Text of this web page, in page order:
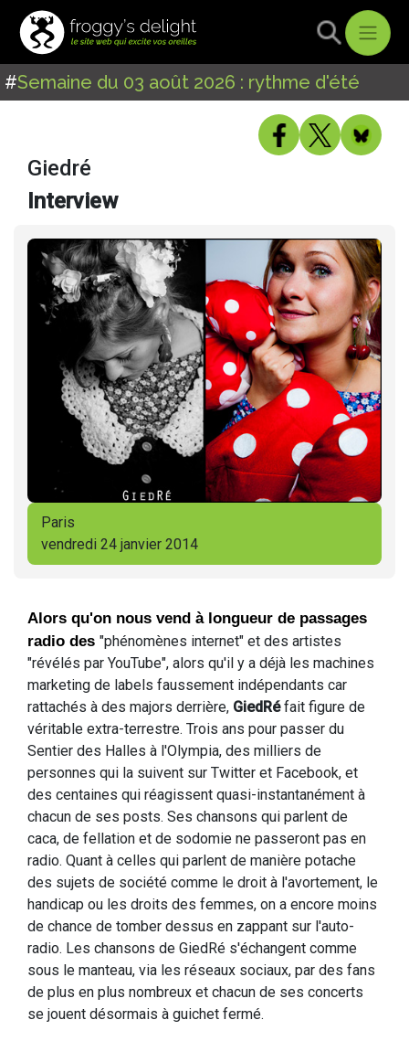
#Semaine du 03 août 2026 : rythme d'été
Giedré
Interview
Paris
vendredi 24 janvier 2014
Alors qu'on nous vend à longueur de passages
radio des "phénomènes internet" et des artistes
"révélés par YouTube", alors qu'il y a déjà les machines
marketing de labels faussement indépendants car
rattachés à des majors derrière, GiedRéfait figure de
véritable extra-terrestre. Trois ans pour passer du
Sentier des Halles à l'Olympia, des milliers de
personnes qui la suivent sur Twitter et Facebook, et
des centaines qui réagissent quasi-instantanément à
chacun de ses posts. Ses chansons qui parlent de
caca, de fellation et de sodomie ne passeront pas en
radio. Quant à celles qui parlent de manière potache
des sujets de société comme le droit à l'avortement, le
handicap ou les droits des femmes, on a encore moins
de chance de tomber dessus en zappant sur l'auto-
radio. Les chansons de GiedRé s'échangent comme
sous le manteau, via les réseaux sociaux, par des fans
de plus en plus nombreux et chacun de ses concerts
se jouent désormais à guichet fermé.